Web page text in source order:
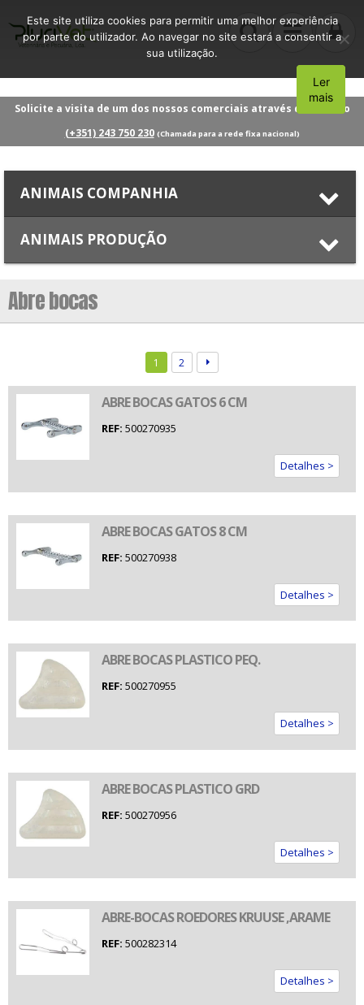
Solicite a visita de um dos nossos comerciais através do número
(+351) 243 750 230 (Chamada para a rede fixa nacional)
ANIMAIS COMPANHIA
ANIMAIS PRODUÇÃO
Abre bocas
1 2
ABRE BOCAS GATOS 6 CM
REF: 500270935
Detalhes >
ABRE BOCAS GATOS 8 CM
REF: 500270938
Detalhes >
ABRE BOCAS PLASTICO PEQ.
REF: 500270955
Detalhes >
ABRE BOCAS PLASTICO GRD
REF: 500270956
Detalhes >
ABRE-BOCAS ROEDORES KRUUSE ,ARAME
REF: 500282314
Detalhes >
Este site utiliza cookies para permitir uma melhor experiência
por parte do utilizador. Ao navegar no site estará a consentir a
sua utilização.
Aceito
Ler
mais